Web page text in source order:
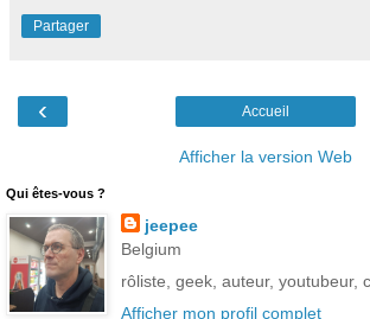
Partager
‹ Accueil
Afficher la version Web
Qui êtes-vous ?
jeepee
Belgium
rôliste, geek, auteur, youtubeur,
Afficher mon profil complet